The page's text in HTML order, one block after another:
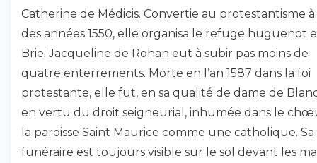
Catherine de Médicis. Convertie au protestantisme
des années 1550, elle organisa le refuge huguenot
Brie. Jacqueline de Rohan eut à subir pas moins de
quatre enterrements. Morte en l’an 1587 dans la foi
protestante, elle fut, en sa qualité de dame de
en vertu du droit seigneurial, inhumée dans le
la paroisse Saint Maurice comme une catholique.
funéraire est toujours visible sur le sol devant les